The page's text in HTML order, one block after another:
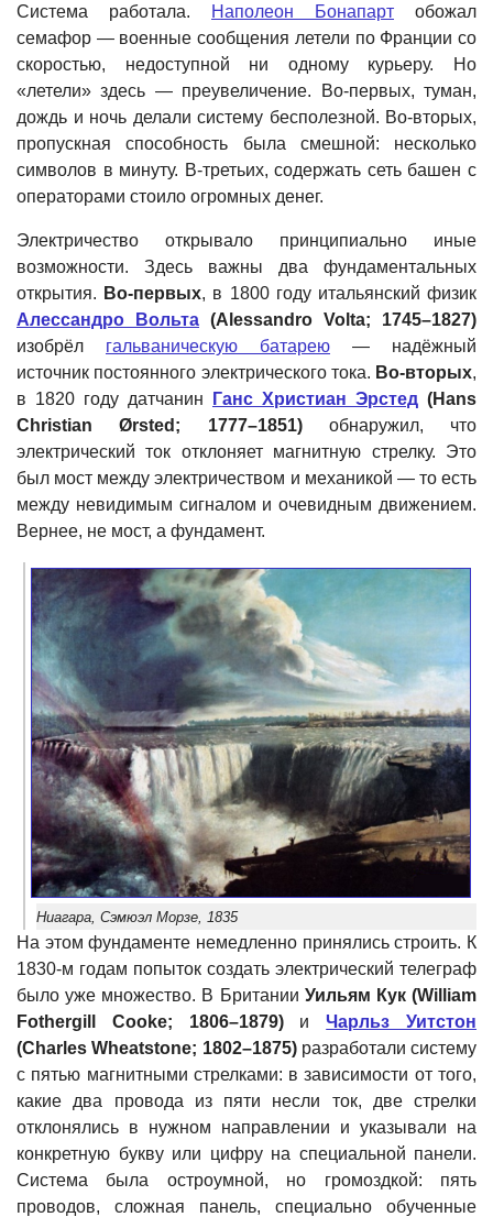
Система работала. Наполеон Бонапарт обожал
семафор — военные сообщения летели по Франции со
скоростью, недоступной ни одному курьеру. Но
«летели» здесь — преувеличение. Во-первых, туман,
дождь и ночь делали систему бесполезной. Во-вторых,
пропускная способность была смешной: несколько
символов в минуту. В-третьих, содержать сеть башен с
операторами стоило огромных денег.
Электричество открывало принципиально иные
возможности. Здесь важны два фундаментальных
открытия. Во-первых, в 1800 году итальянский физик
Алессандро Вольта (Alessandro Volta; 1745–1827)
изобрёл гальваническую батарею — надёжный
источник постоянного электрического тока. Во-вторых,
в 1820 году датчанин
Ганс Христиан Эрстед (Hans
Christian Ørsted; 1777–1851)обнаружил, что
электрический ток отклоняет магнитную стрелку. Это
был мост между электричеством и механикой — то есть
между невидимым сигналом и очевидным движением.
Вернее, не мост, а фундамент.
Ниагара, Сэмюэл Морзе, 1835
На этом фундаменте немедленно принялись строить. К
1830-м годам попыток создать электрический телеграф
было уже множество. В Британии Уильям Кук (William
Fothergill Cooke; 1806–1879)иЧарльз Уитстон
(Charles Wheatstone; 1802–1875) разработали систему
с пятью магнитными стрелками: в зависимости от того,
какие два провода из пяти несли ток, две стрелки
отклонялись в нужном направлении и указывали на
конкретную букву или цифру на специальной панели.
Система была остроумной, но громоздкой: пять
проводов, сложная панель, специально обученные